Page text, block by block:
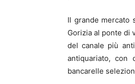
Il grande mercato
Gorizia al ponte di
del canale più
antiquariato, con
bancarelle